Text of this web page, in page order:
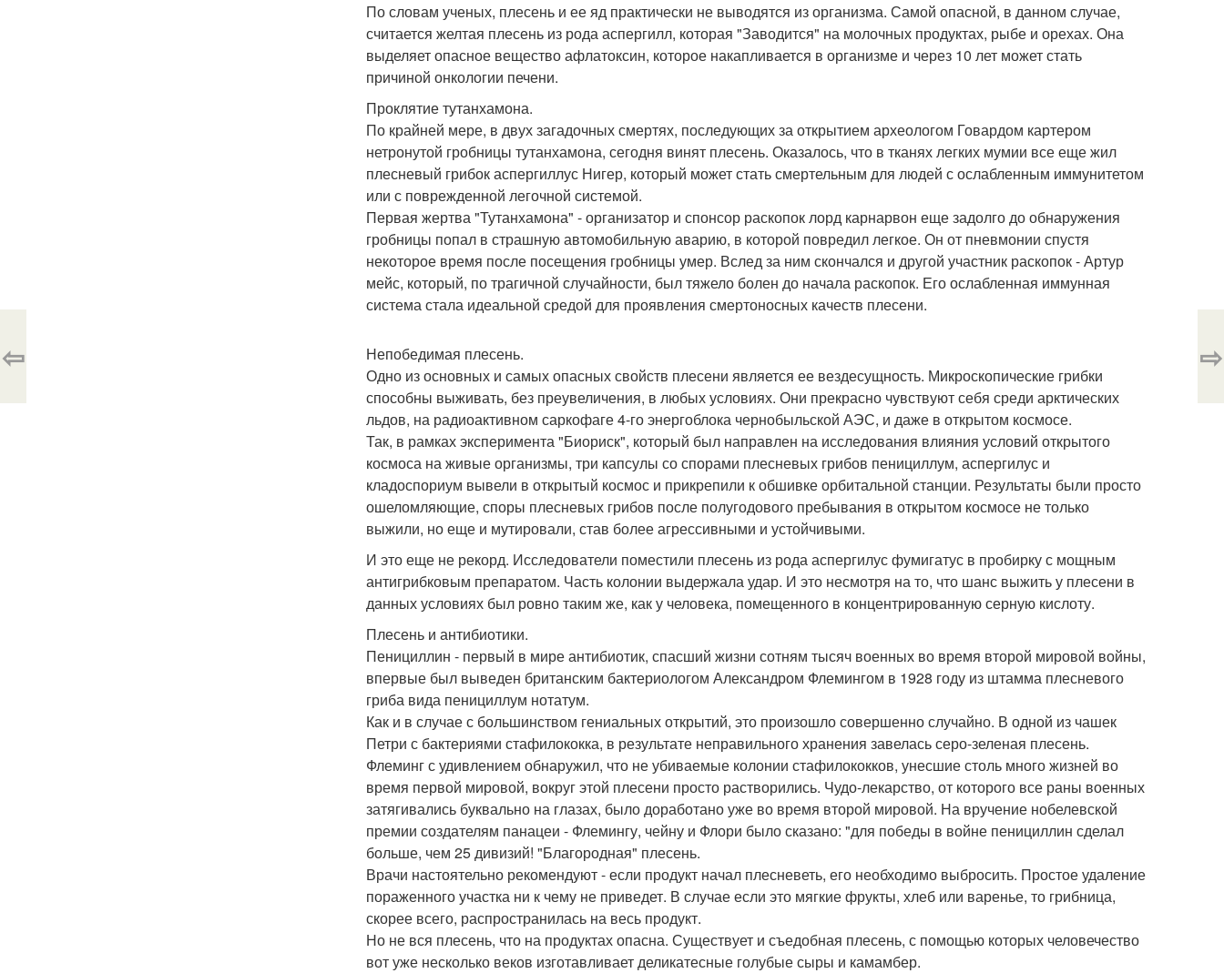
По словам ученых, плесень и ее яд практически не выводятся из организма. Самой опасной, в данном случае,
считается желтая плесень из рода аспергилл, которая "Заводится" на молочных продуктах, рыбе и орехах. Она
выделяет опасное вещество афлатоксин, которое накапливается в организме и через 10 лет может стать
причиной онкологии печени.
Проклятие тутанхамона.
По крайней мере, в двух загадочных смертях, последующих за открытием археологом Говардом картером
нетронутой гробницы тутанхамона, сегодня винят плесень. Оказалось, что в тканях легких мумии все еще жил
плесневый грибок аспергиллус Нигер, который может стать смертельным для людей с ослабленным иммунитетом
или с поврежденной легочной системой.
Первая жертва "Тутанхамона" - организатор и спонсор раскопок лорд карнарвон еще задолго до обнаружения
гробницы попал в страшную автомобильную аварию, в которой повредил легкое. Он от пневмонии спустя
некоторое время после посещения гробницы умер. Вслед за ним скончался и другой участник раскопок - Артур
мейс, который, по трагичной случайности, был тяжело болен до начала раскопок. Его ослабленная иммунная
система стала идеальной средой для проявления смертоносных качеств плесени.
Непобедимая плесень.
Одно из основных и самых опасных свойств плесени является ее вездесущность. Микроскопические грибки
способны выживать, без преувеличения, в любых условиях. Они прекрасно чувствуют себя среди арктических
льдов, на радиоактивном саркофаге 4-го энергоблока чернобыльской АЭС, и даже в открытом космосе.
Так, в рамках эксперимента "Биориск", который был направлен на исследования влияния условий открытого
космоса на живые организмы, три капсулы со спорами плесневых грибов пенициллум, аспергилус и
кладоспориум вывели в открытый космос и прикрепили к обшивке орбитальной станции. Результаты были просто
ошеломляющие, споры плесневых грибов после полугодового пребывания в открытом космосе не только
выжили, но еще и мутировали, став более агрессивными и устойчивыми.
И это еще не рекорд. Исследователи поместили плесень из рода аспергилус фумигатус в пробирку с мощным
антигрибковым препаратом. Часть колонии выдержала удар. И это несмотря на то, что шанс выжить у плесени в
данных условиях был ровно таким же, как у человека, помещенного в концентрированную серную кислоту.
Плесень и антибиотики.
Пенициллин - первый в мире антибиотик, спасший жизни сотням тысяч военных во время второй мировой войны,
впервые был выведен британским бактериологом Александром Флемингом в 1928 году из штамма плесневого
гриба вида пенициллум нотатум.
Как и в случае с большинством гениальных открытий, это произошло совершенно случайно. В одной из чашек
Петри с бактериями стафилококка, в результате неправильного хранения завелась серо-зеленая плесень.
Флеминг с удивлением обнаружил, что не убиваемые колонии стафилококков, унесшие столь много жизней во
время первой мировой, вокруг этой плесени просто растворились. Чудо-лекарство, от которого все раны военных
затягивались буквально на глазах, было доработано уже во время второй мировой. На вручение нобелевской
премии создателям панацеи - Флемингу, чейну и Флори было сказано: "для победы в войне пенициллин сделал
больше, чем 25 дивизий! "Благородная" плесень.
Врачи настоятельно рекомендуют - если продукт начал плесневеть, его необходимо выбросить. Простое удаление
пораженного участка ни к чему не приведет. В случае если это мягкие фрукты, хлеб или варенье, то грибница,
скорее всего, распространилась на весь продукт.
Но не вся плесень, что на продуктах опасна. Существует и съедобная плесень, с помощью которых человечество
вот уже несколько веков изготавливает деликатесные голубые сыры и камамбер.
⇦ ⇨